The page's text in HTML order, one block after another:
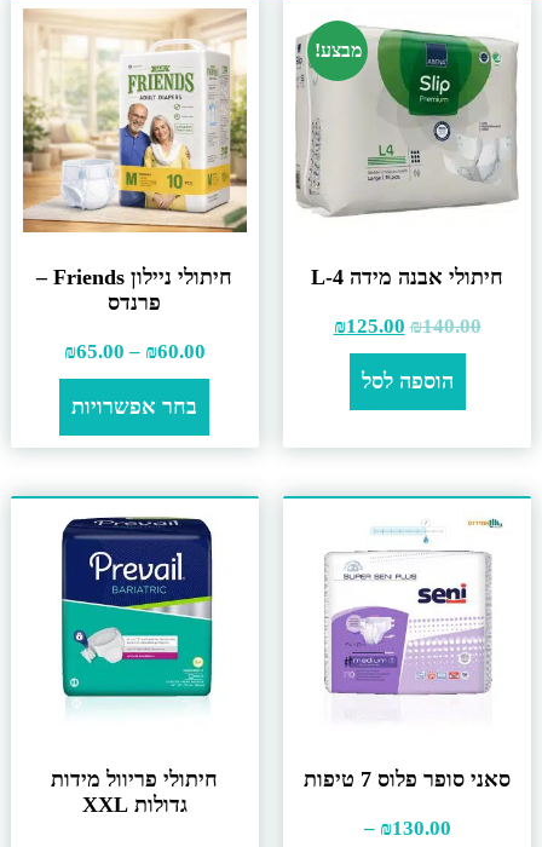
מבצע!
חיתולי אבנה מידה L-4
₪140.00
₪125.00
הוספה לסל
חיתולי ניילון Friends –
פרנדס
₪60.00
–
₪65.00
בחר אפשרויות
סאני סופר פלוס 7 טיפות
₪130.00
–
חיתולי פריוול מידות
גדולות XXL